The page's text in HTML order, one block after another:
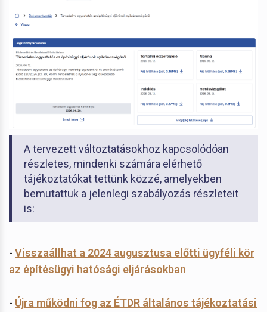
A tervezett változtatásokhoz kapcsolódóan
részletes, mindenki számára elérhető
tájékoztatókat tettünk közzé, amelyekben
bemutattuk a jelenlegi szabályozás részleteit
is:
- Visszaállhat a 2024 augusztusa előtti ügyféli kör
az építésügyi hatósági eljárásokban
- Újra működni fog az ÉTDR általános tájékoztatási